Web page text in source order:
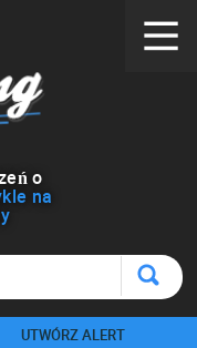
o
na
UTWÓRZ ALERT